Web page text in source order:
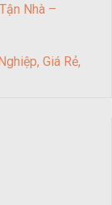
Nhà –
Giá Rẻ,